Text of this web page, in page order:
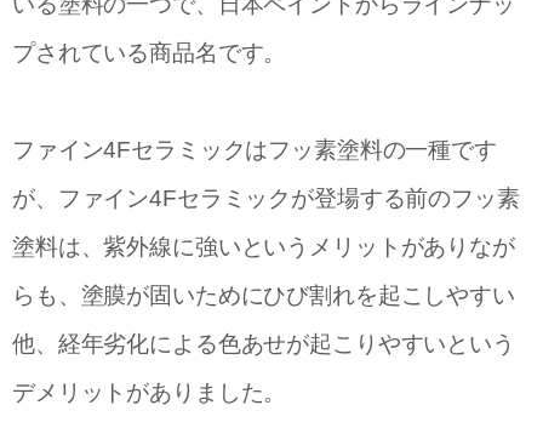
プされている商品名です。
ファイン4Fセラミックはフッ素塗料の一種です
が、ファイン4Fセラミックが登場する前のフッ素
塗料は、紫外線に強いというメリットがありなが
らも、塗膜が固いためにひび割れを起こしやすい
他、経年劣化による色あせが起こりやすいという
デメリットがありました。